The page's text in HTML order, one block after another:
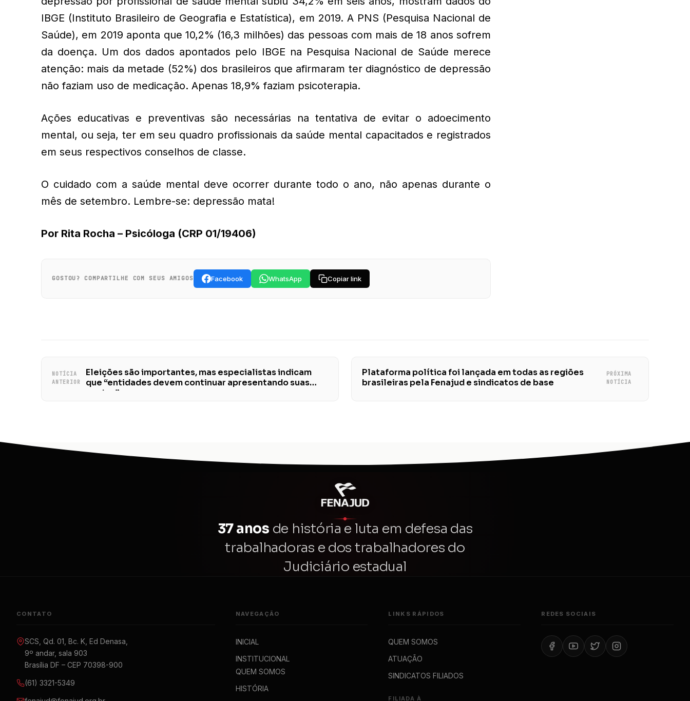
IBGE (Instituto Brasileiro de Geografia e Estatística), em 2019. A PNS (Pesquisa Nacional de
Saúde), em 2019 aponta que 10,2% (16,3 milhões) das pessoas com mais de 18 anos sofrem
da doença. Um dos dados apontados pelo IBGE na Pesquisa Nacional de Saúde merece
atenção: mais da metade (52%) dos brasileiros que afirmaram ter diagnóstico de depressão
não faziam uso de medicação. Apenas 18,9% faziam psicoterapia.
Ações educativas e preventivas são necessárias na tentativa de evitar o adoecimento
mental, ou seja, ter em seu quadro profissionais da saúde mental capacitados e registrados
em seus respectivos conselhos de classe.
O cuidado com a saúde mental deve ocorrer durante todo o ano, não apenas durante o
mês de setembro. Lembre-se: depressão mata!
Por Rita Rocha – Psicóloga (CRP 01/19406)
GOSTOU? COMPARTILHE COM SEUS AMIGOS Facebook WhatsApp Copiar link
NOTÍCIA
ANTERIOR
Eleições são importantes, mas especialistas indicam
que “entidades devem continuar apresentando suas
pautas”
Plataforma política foi lançada em todas as regiões
brasileiras pela Fenajud e sindicatos de base
PRÓXIMA
NOTÍCIA
37 anos de história e luta em defesa das
trabalhadoras e dos trabalhadores do
Judiciário estadual
CONTATO
SCS, Qd. 01, Bc. K, Ed Denasa,
9º andar, sala 903
Brasília DF – CEP 70398-900
(61) 3321-5349
NAVEGAÇÃO
INICIAL
INSTITUCIONAL
QUEM SOMOS
HISTÓRIA
LINKS RÁPIDOS
QUEM SOMOS
ATUAÇÃO
SINDICATOS FILIADOS
FILIADA À
REDES SOCIAIS